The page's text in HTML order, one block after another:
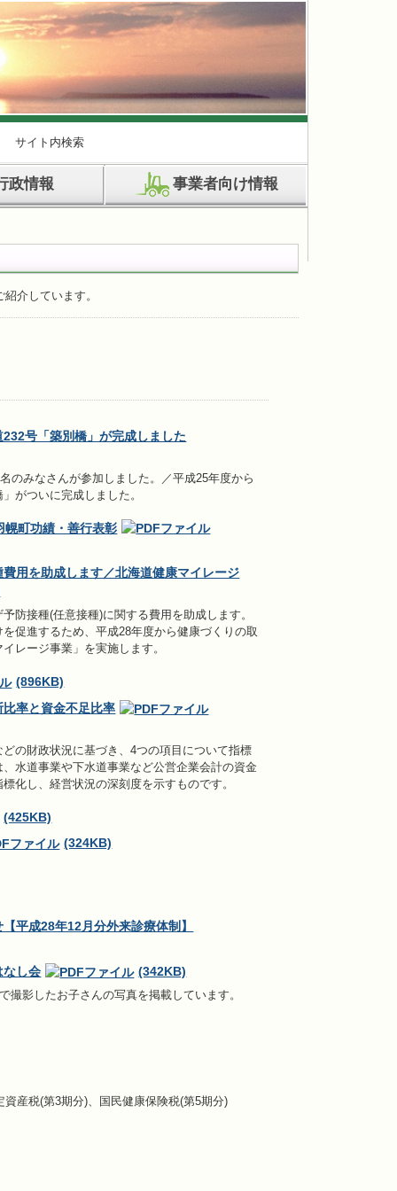
サイト内検索
政情報 事業者向け情報
介しています。
号「築別橋」が完成しました
のみなさんが参加しました。／平成25年度から
がついに完成しました。
町功績・善行表彰
用を助成します／北海道健康マイレージ
防接種(任意接種)に関する費用を助成します。
促進するため、平成28年度から健康づくりの取
レージ事業」を実施します。
(896KB)
率と資金不足比率
の財政状況に基づき、4つの項目について指標
水道事業や下水道事業など公営企業会計の資金
化し、経営状況の深刻度を示すものです。
(425KB)
(324KB)
平成28年12月分外来診療体制】
なし会
(342KB)
撮影したお子さんの写真を掲載しています。
産税(第3期分)、国民健康保険税(第5期分)